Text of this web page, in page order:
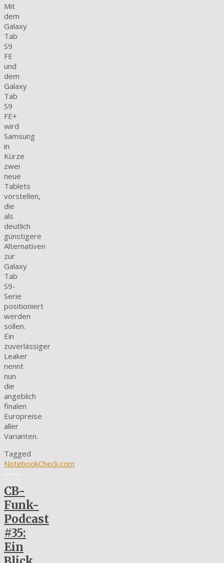
Mit
dem
Galaxy
Tab
S9
FE
und
dem
Galaxy
Tab
S9
FE+
wird
Samsung
in
Kürze
zwei
neue
Tablets
vorstellen,
die
als
deutlich
günstigere
Alternativen
zur
Galaxy
Tab
S9-
Serie
positioniert
werden
sollen.
Ein
zuverlässiger
Leaker
nennt
nun
die
angeblich
finalen
Europreise
aller
Varianten.
Tagged
NotebookCheck.com
CB-
Funk-
Podcast
#35:
Ein